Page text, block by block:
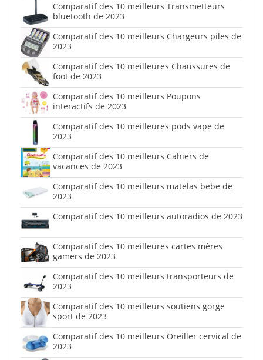
Comparatif des 10 meilleurs Transmetteurs
bluetooth de 2023
Comparatif des 10 meilleurs Chargeurs piles de
2023
Comparatif des 10 meilleures Chaussures de
foot de 2023
Comparatif des 10 meilleurs Poupons
interactifs de 2023
Comparatif des 10 meilleures pods vape de
2023
Comparatif des 10 meilleurs Cahiers de
vacances de 2023
Comparatif des 10 meilleurs matelas bebe de
2023
Comparatif des 10 meilleurs autoradios de 2023
Comparatif des 10 meilleures cartes mères
gamers de 2023
Comparatif des 10 meilleurs transporteurs de
2023
Comparatif des 10 meilleurs soutiens gorge
sport de 2023
Comparatif des 10 meilleurs Oreiller cervical de
2023